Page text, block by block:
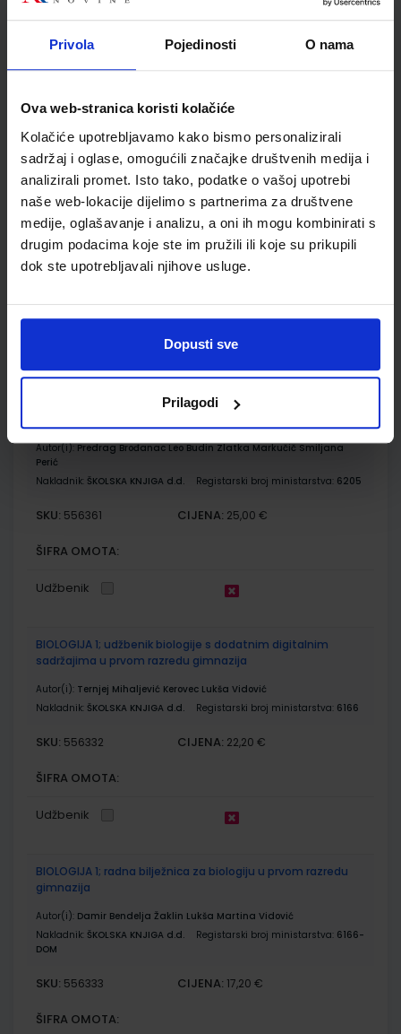
Privola Pojedinosti O nama
Ova web-stranica koristi kolačiće
Kolačiće upotrebljavamo kako bismo personalizirali
sadržaj i oglase, omogućili značajke društvenih medija i
analizirali promet. Isto tako, podatke o vašoj upotrebi
naše web-lokacije dijelimo s partnerima za društvene
medije, oglašavanje i analizu, a oni ih mogu kombinirati s
drugim podacima koje ste im pružili ili koje su prikupili
dok ste upotrebljavali njihove usluge.
Dopusti sve
Prilagodi
SKU:556323 CIJENA:20,00 €
MATEMATIKA 1; (5 sati nastave tjedno) 2. dio, udžbenik za 1.
razred gimnazija i strukovnih škola
Autor(i):Branimir Dakić Neven Elezović
Nakladnik:ELEMENT d.o.o. Registarski broj ministarstva: 6235
SKU:556324 CIJENA:20,00 €
ŠIFRA OMOTA:
INFORMATIKA 1 - PROGRAMSKI JEZIK PYTHON; udžbenik
Autor(i):Predrag Brođanac Leo Budin Zlatka Markučič Smiljana
Perić
Nakladnik: ŠKOLSKA KNJIGA d.d. Registarski broj ministarstva: 6205
SKU: 556361 CIJENA: 25,00 €
ŠIFRA OMOTA:
Udžbenik
BIOLOGIJA 1; udžbenik biologije s dodatnim digitalnim
sadržajima u prvom razredu gimnazija
Autor(i): Ternjej Mihaljević Kerovec Lukša Vidović
Nakladnik: ŠKOLSKA KNJIGA d.d. Registarski broj ministarstva: 6166
SKU: 556332 CIJENA: 22,20 €
ŠIFRA OMOTA:
Udžbenik
BIOLOGIJA 1; radna bilježnica za biologiju u prvom razredu
gimnazija
Autor(i): Damir Bendelja Žaklin Lukša Martina Vidović
Nakladnik: ŠKOLSKA KNJIGA d.d. Registarski broj ministarstva: 6166-
DOM
SKU: 556333 CIJENA: 17,20 €
ŠIFRA OMOTA: